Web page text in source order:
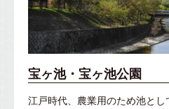
宝ヶ池・宝ヶ池公園
江戸時代、農業用のため池と